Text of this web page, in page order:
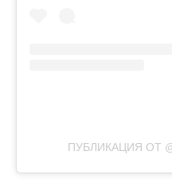
ПУБЛИКАЦИЯ ОТ